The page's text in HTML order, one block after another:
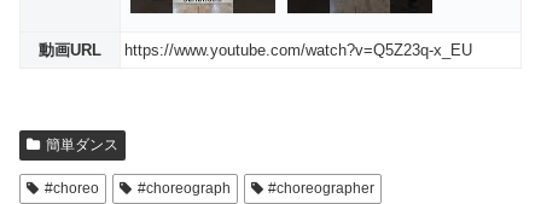
動画URL https://www.youtube.com/watch?v=Q5Z23q-x_EU
簡単ダンス
#choreo #choreograph
#choreographer